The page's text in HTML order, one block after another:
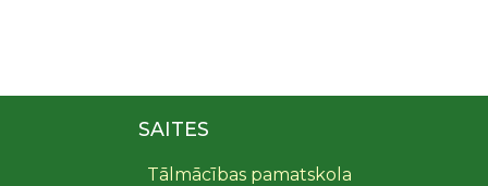
SAITES
Tālmācības pamatskola